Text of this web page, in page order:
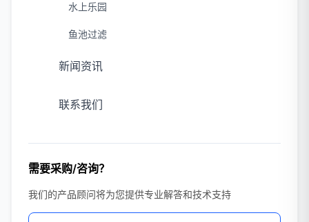
水上乐园
鱼池过滤
新闻资讯
联系我们
需要采购/咨询？
我们的产品顾问将为您提供专业解答和技术支持